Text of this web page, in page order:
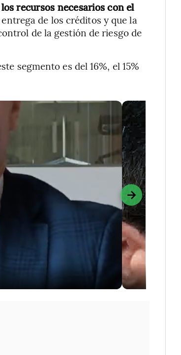
recursos necesarios con el
de los créditos y que la
de la gestión de riesgo de
segmento es del 16%, el 15%